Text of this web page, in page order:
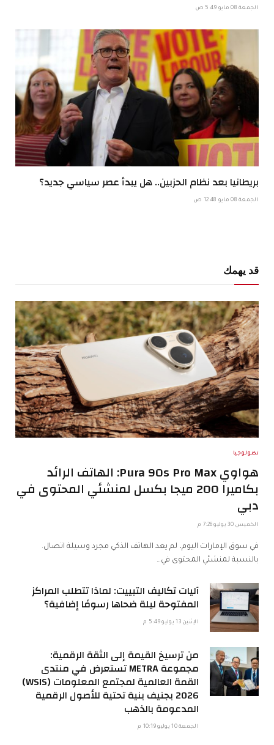
الجمعة 08 مايو 5:49 ص
بريطانيا بعد نظام الحزبين.. هل يبدأ عصر سياسي جديد؟
الجمعة 08 مايو 12:48 ص
قد يهمك
تكنولوجيا
هواوي Pura 90s Pro Max: الهاتف الرائد
بكاميرا 200 ميجا بكسل لمنشئي المحتوى في
دبي
الخميس 30 يوليو 7:26 م
في سوق الإمارات اليوم، لم يعد الهاتف الذكي مجرد وسيلة اتصال.
بالنسبة لمنشئي المحتوى في…
آليات تكاليف التبييت: لماذا تتطلب المراكز
المفتوحة ليلة ضحاها رسومًا إضافية؟
الإثنين 13 يوليو 5:49 م
من ترسيخ القيمة إلى الثقة الرقمية:
مجموعة METRA تستعرض في منتدى
القمة العالمية لمجتمع المعلومات (WSIS)
2026 بجنيف بنية تحتية للأصول الرقمية
المدعومة بالذهب
الجمعة 10 يوليو 10:19 م